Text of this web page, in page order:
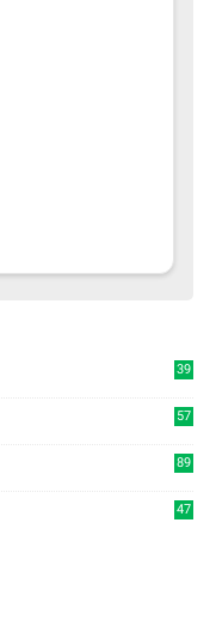
39
57
89
47